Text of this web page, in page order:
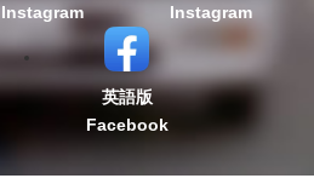
Instagram
Instagram
英語版
Facebook